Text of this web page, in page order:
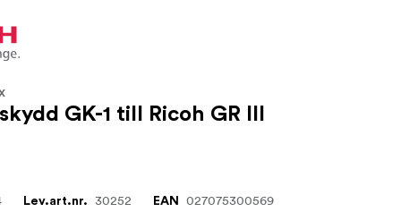
GK-1 till Ricoh GR III
Lev.art.nr. 30252 EAN 027075300569